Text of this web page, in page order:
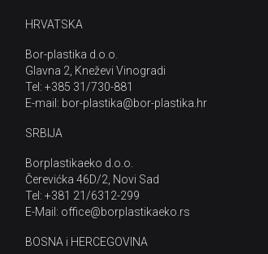
HRVATSKA
Bor-plastika d.o.o.
Glavna 2, Kneževi Vinogradi
Tel: +385 31/730-881
E-mail: bor-plastika@bor-plastika.hr
SRBIJA
Borplastikaeko d.o.o.
Čerevićka 46D/2, Novi Sad
Tel: +381 21/6312-299
E-Mail: office@borplastikaeko.rs
BOSNA i HERCEGOVINA